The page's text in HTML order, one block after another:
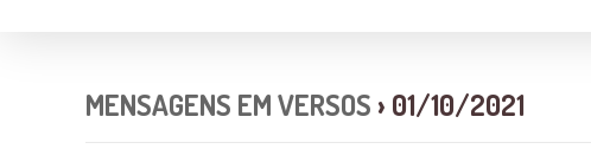
MENSAGENS EM VERSOS › 01/10/2021